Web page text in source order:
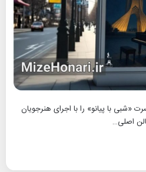
«شبی با پیانو» را با اجرای هنرجویان